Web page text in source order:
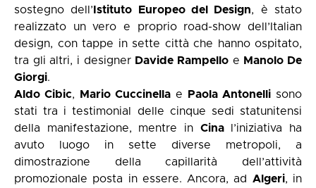
sostegno dell’ Istituto Europeo del Design, è stato
realizzato un vero e proprio road-show dell’Italian
design, con tappe in sette città che hanno ospitato,
tra gli altri, i designer Davide Rampello e Manolo De
Giorgi.
Aldo Cibic, Mario Cuccinella e Paola Antonelli sono
stati tra i testimonial delle cinque sedi statunitensi
della manifestazione, mentre in Cinal’iniziativa ha
avuto luogo in sette diverse metropoli, a
dimostrazione della capillarità dell’attività
promozionale posta in essere. Ancora, ad Algeri, in